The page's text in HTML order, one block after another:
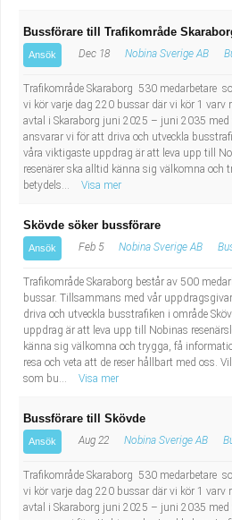
Administrativ assistent
Lärare i gymnasiet
Bussförare till Trafikområde
Ansök Dec 18 Nobina Sverige AB
Trafikområde Skaraborg 530 medarbetare
vi kör varje dag 220 bussar där vi kör 1 varv
avtal i Skaraborg juni 2025 – juni 2035
ansvarar vi för att driva och utveckla
våra viktigaste uppdrag är att leva upp till
resenärer ska alltid känna sig välkomna
betydels...
Visa mer
Skövde söker bussförare
Ansök Feb 5 Nobina Sverige AB
Trafikområde Skaraborg består av 500
bussar. Tillsammans med vår
driva och utveckla busstrafiken i område
uppdrag är att leva upp till Nobinas
känna sig välkomna och trygga, få
resa och veta att de reser hållbart med oss.
som bu...
Visa mer
Bussförare till Skövde
Ansök Aug 22 Nobina Sverige AB
Trafikområde Skaraborg 530 medarbetare
vi kör varje dag 220 bussar där vi kör 1 varv
avtal i Skaraborg juni 2025 – juni 2035